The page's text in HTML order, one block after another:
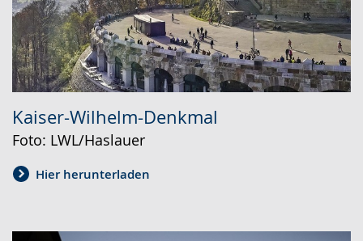
Kaiser-Wilhelm-Denkmal
Foto: LWL/Haslauer
Hier herunterladen